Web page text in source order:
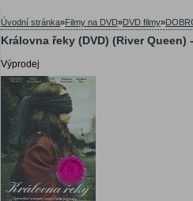
Úvodní stránka»Filmy na DVD»DVD filmy»
Královna řeky (DVD) (River Queen)
Výprodej